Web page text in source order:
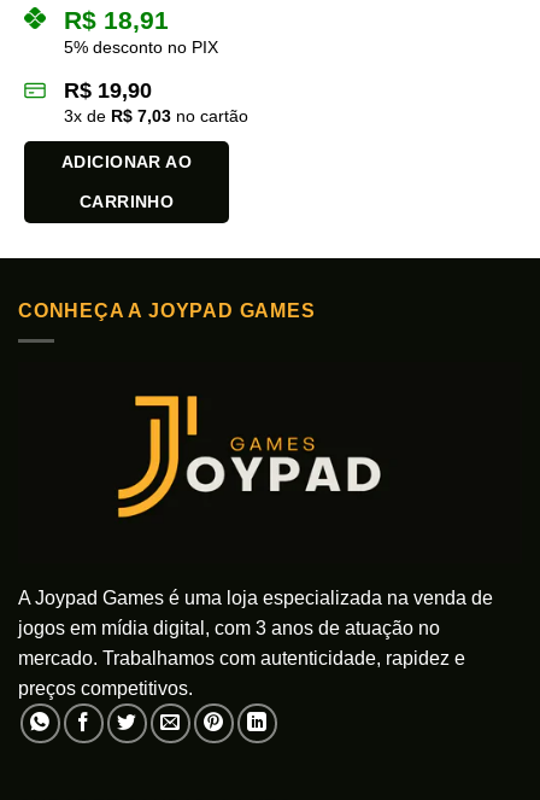
R$ 18,91
5% desconto no PIX
R$ 19,90
3x de R$ 7,03 no cartão
ADICIONAR AO
CARRINHO
CONHEÇA A JOYPAD GAMES
A Joypad Games é uma loja especializada na venda de
jogos em mídia digital, com 3 anos de atuação no
mercado. Trabalhamos com autenticidade, rapidez e
preços competitivos.